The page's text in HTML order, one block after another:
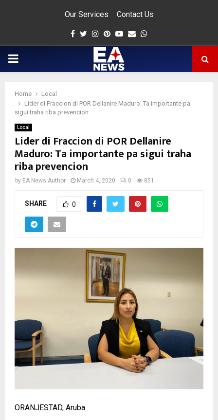
Our Services Contact Us
Facebook
Twitter
Instagram
Pinterest
Youtube
Email
PRIMARY
Home
Local
Lider di Fraccion di POR Dellanire Maduro: Ta importante pa
sigui traha riba prevencion
Local
Lider di Fraccion di POR Dellanire
Maduro: Ta importante pa sigui traha
riba prevencion
by EA News Author March 4, 2020 0 851
SHARE 0
ORANJESTAD, Aruba